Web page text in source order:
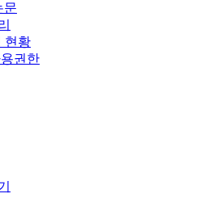
문
현황
권한